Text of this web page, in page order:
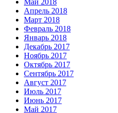
Май 2018
Апрель 2018
Март 2018
Февраль 2018
Январь 2018
Декабрь 2017
Ноябрь 2017
Октябрь 2017
Сентябрь 2017
Август 2017
Июль 2017
Июнь 2017
Май 2017